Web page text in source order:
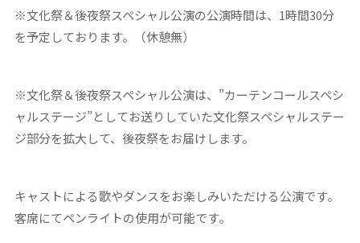
※文化祭＆後夜祭スペシャル公演の公演時間は、1時間30分
を予定しております。（休憩無）
※文化祭＆後夜祭スペシャル公演は、”カーテンコールスペシ
ャルステージ”としてお送りしていた文化祭スペシャルステー
ジ部分を拡大して、後夜祭をお届けします。
キャストによる歌やダンスをお楽しみいただける公演です。
客席にてペンライトの使用が可能です。